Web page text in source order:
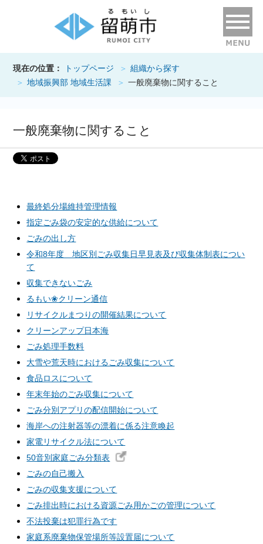
現在の位置： トップページ
組織から探す
地域振興部 地域生活課
一般廃棄物に関すること
一般廃棄物に関すること
最終処分場維持管理情報
指定ごみ袋の安定的な供給について
ごみの出し方
令和8年度 地区別ごみ収集日早見表及び収集体制表につい
て
収集できないごみ
るもい❀クリーン通信
リサイクルまつりの開催結果について
クリーンアップ日本海
ごみ処理手数料
大雪や荒天時におけるごみ収集について
食品ロスについて
年末年始のごみ収集について
ごみ分別アプリの配信開始について
海岸への注射器等の漂着に係る注意喚起
家電リサイクル法について
50音別家庭ごみ分類表
ごみの自己搬入
ごみの収集支援について
ごみ排出時における資源ごみ用かごの管理について
不法投棄は犯罪行為です
家庭系廃棄物保管場所等設置届について